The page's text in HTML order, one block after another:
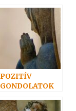
POZITÍV
GONDOLATOK